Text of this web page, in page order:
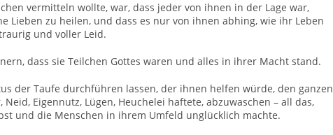
vermitteln wollte, war, dass jeder von ihnen in der Lage war,
Lieben zu heilen, und dass es nur von ihnen abhing, wie ihr Leben
und voller Leid.
dass sie Teilchen Gottes waren und alles in ihrer Macht stand.
der Taufe durchführen lassen, der ihnen helfen würde, den ganzen
Eigennutz, Lügen, Heuchelei haftete, abzuwaschen – all das,
und die Menschen in ihrem Umfeld unglücklich machte.